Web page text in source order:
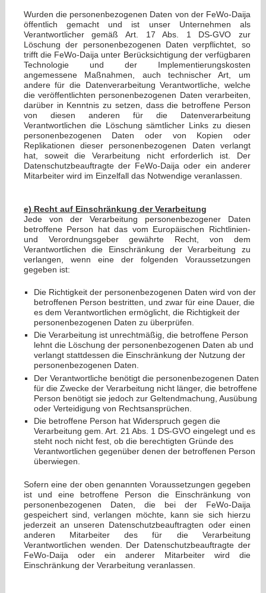
Wurden die personenbezogenen Daten von der FeWo-Daija
öffentlich gemacht und ist unser Unternehmen als
Verantwortlicher gemäß Art. 17 Abs. 1 DS-GVO zur
Löschung der personenbezogenen Daten verpflichtet, so
trifft die FeWo-Daija unter Berücksichtigung der verfügbaren
Technologie und der Implementierungskosten
angemessene Maßnahmen, auch technischer Art, um
andere für die Datenverarbeitung Verantwortliche, welche
die veröffentlichten personenbezogenen Daten verarbeiten,
darüber in Kenntnis zu setzen, dass die betroffene Person
von diesen anderen für die Datenverarbeitung
Verantwortlichen die Löschung sämtlicher Links zu diesen
personenbezogenen Daten oder von Kopien oder
Replikationen dieser personenbezogenen Daten verlangt
hat, soweit die Verarbeitung nicht erforderlich ist. Der
Datenschutzbeauftragte der FeWo-Daija oder ein anderer
Mitarbeiter wird im Einzelfall das Notwendige veranlassen.
e) Recht auf Einschränkung der Verarbeitung
Jede von der Verarbeitung personenbezogener Daten
betroffene Person hat das vom Europäischen Richtlinien-
und Verordnungsgeber gewährte Recht, von dem
Verantwortlichen die Einschränkung der Verarbeitung zu
verlangen, wenn eine der folgenden Voraussetzungen
gegeben ist:
Die Richtigkeit der personenbezogenen Daten wird von der
betroffenen Person bestritten, und zwar für eine Dauer, die
es dem Verantwortlichen ermöglicht, die Richtigkeit der
personenbezogenen Daten zu überprüfen.
Die Verarbeitung ist unrechtmäßig, die betroffene Person
lehnt die Löschung der personenbezogenen Daten ab und
verlangt stattdessen die Einschränkung der Nutzung der
personenbezogenen Daten.
Der Verantwortliche benötigt die personenbezogenen Daten
für die Zwecke der Verarbeitung nicht länger, die betroffene
Person benötigt sie jedoch zur Geltendmachung, Ausübung
oder Verteidigung von Rechtsansprüchen.
Die betroffene Person hat Widerspruch gegen die
Verarbeitung gem. Art. 21 Abs. 1 DS-GVO eingelegt und es
steht noch nicht fest, ob die berechtigten Gründe des
Verantwortlichen gegenüber denen der betroffenen Person
überwiegen.
Sofern eine der oben genannten Voraussetzungen gegeben
ist und eine betroffene Person die Einschränkung von
personenbezogenen Daten, die bei der FeWo-Daija
gespeichert sind, verlangen möchte, kann sie sich hierzu
jederzeit an unseren Datenschutzbeauftragten oder einen
anderen Mitarbeiter des für die Verarbeitung
Verantwortlichen wenden. Der Datenschutzbeauftragte der
FeWo-Daija oder ein anderer Mitarbeiter wird die
Einschränkung der Verarbeitung veranlassen.